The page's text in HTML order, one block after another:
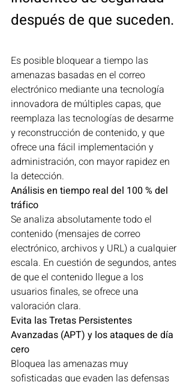
después de que suceden.
Es posible bloquear a tiempo las
amenazas basadas en el correo
electrónico mediante una tecnología
innovadora de múltiples capas, que
reemplaza las tecnologías de desarme
y reconstrucción de contenido, y que
ofrece una fácil implementación y
administración, con mayor rapidez en
la detección.
Análisis en tiempo real del 100 % del
tráfico
Se analiza absolutamente todo el
contenido (mensajes de correo
electrónico, archivos y URL) a cualquier
escala. En cuestión de segundos, antes
de que el contenido llegue a los
usuarios finales, se ofrece una
valoración clara.
Evita las Tretas Persistentes
Avanzadas (APT) y los ataques de día
cero
Bloquea las amenazas muy
sofisticadas que evaden las defensas